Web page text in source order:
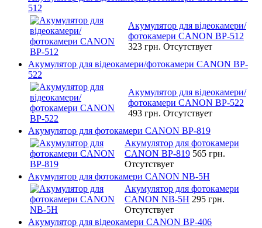
512
Акумулятор для відеокамери/
фотокамери CANON BP-512
323 грн. Отсутствует
Акумулятор для відеокамери/фотокамери CANON BP-
522
Акумулятор для відеокамери/
фотокамери CANON BP-522
493 грн. Отсутствует
Акумулятор для фотокамери CANON BP-819
Акумулятор для фотокамери
CANON BP-819 565 грн.
Отсутствует
Акумулятор для фотокамери CANON NB-5H
Акумулятор для фотокамери
CANON NB-5H 295 грн.
Отсутствует
Акумулятор для відеокамери CANON BP-406